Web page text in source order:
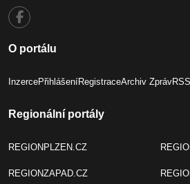
O portálu
InzercePřihlášeníRegistraceArchiv ZprávRSS
Regionální portály
REGIONPLZEN.CZ
REGIONZAPAD.CZ